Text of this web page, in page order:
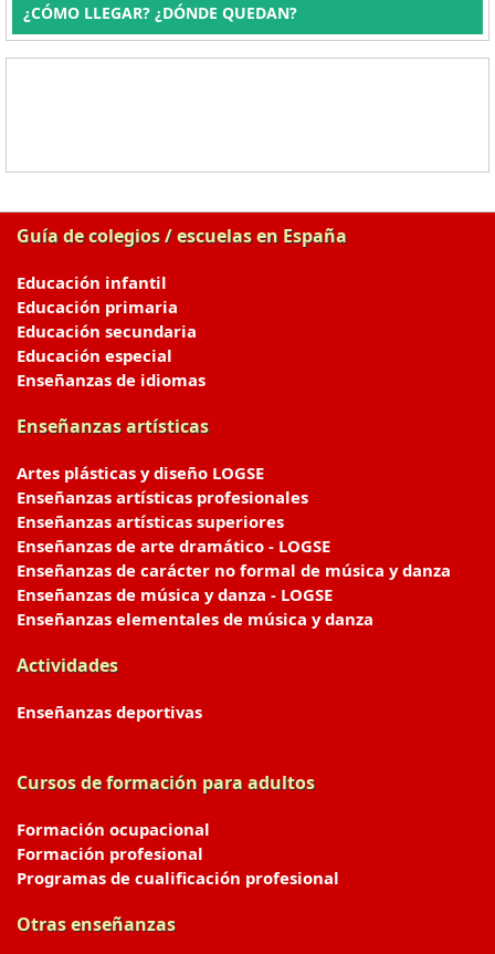
¿CÓMO LLEGAR? ¿DÓNDE QUEDAN?
Guía de colegios / escuelas en España
Educación infantil
Educación primaria
Educación secundaria
Educación especial
Enseñanzas de idiomas
Enseñanzas artísticas
Artes plásticas y diseño LOGSE
Enseñanzas artísticas profesionales
Enseñanzas artísticas superiores
Enseñanzas de arte dramático - LOGSE
Enseñanzas de carácter no formal de música y danza
Enseñanzas de música y danza - LOGSE
Enseñanzas elementales de música y danza
Actividades
Enseñanzas deportivas
Cursos de formación para adultos
Formación ocupacional
Formación profesional
Programas de cualificación profesional
Otras enseñanzas